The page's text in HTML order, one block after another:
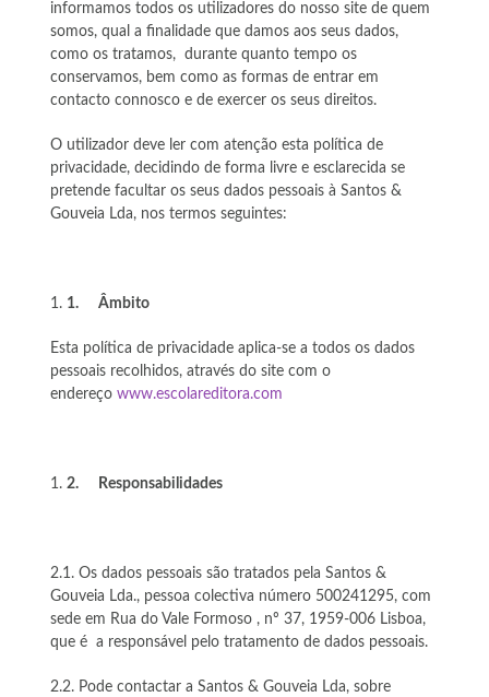
informamos todos os utilizadores do nosso site de quem
somos, qual a finalidade que damos aos seus dados,
como os tratamos, durante quanto tempo os
conservamos, bem como as formas de entrar em
contacto connosco e de exercer os seus direitos.
O utilizador deve ler com atenção esta política de
privacidade, decidindo de forma livre e esclarecida se
pretende facultar os seus dados pessoais à Santos &
Gouveia Lda, nos termos seguintes:
1. Âmbito
Esta política de privacidade aplica-se a todos os dados
pessoais recolhidos, através do site com o
endereço www.escolareditora.com
2. Responsabilidades
2.1. Os dados pessoais são tratados pela Santos &
Gouveia Lda., pessoa colectiva número 500241295, com
sede em Rua do Vale Formoso , nº 37, 1959-006 Lisboa,
que é a responsável pelo tratamento de dados pessoais.
2.2. Pode contactar a Santos & Gouveia Lda, sobre